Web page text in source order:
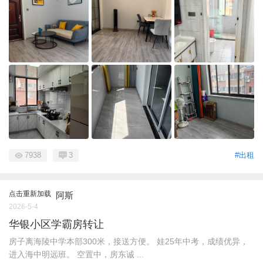
#出租
7938 3
点击重新加载 阿斯
2026-5-4
华银小区学霸房转让
房子离海陵中学本部300米，接送方便。 娃25年中考，成绩优异，
进入海中明远班。 空置中，房东诚 ...